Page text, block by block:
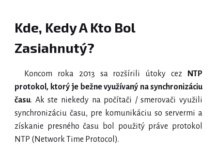
Kde, Kedy A Kto Bol
Zasiahnutý?
Koncom roka 2013 sa rozšírili útoky cez
NTP
protokol, ktorý je bežne využívaný na synchronizáciu
času. Ak ste niekedy na počítači / smerovači využili
synchronizáciu času, pre komunikáciu so servermi a
získanie presného času bol použitý práve protokol
NTP (Network Time Protocol).